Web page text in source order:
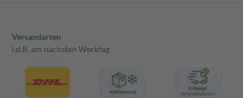
Versandarten
i.d.R. am nächsten Werktag